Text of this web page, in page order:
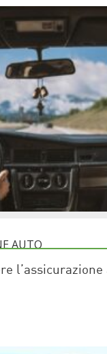
AUTO
l’assicurazione